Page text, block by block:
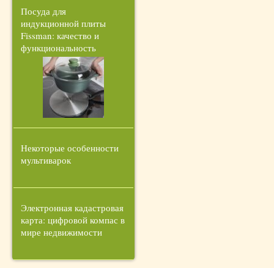
Посуда для
индукционной плиты
Fissman: качество и
функциональность
Некоторые особенности
мультиварок
Электронная кадастровая
карта: цифровой компас в
мире недвижимости